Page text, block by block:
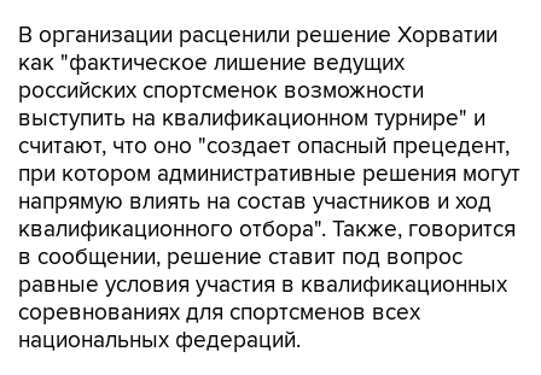
В организации расценили решение Хорватии
как "фактическое лишение ведущих
российских спортсменок возможности
выступить на квалификационном турнире" и
считают, что оно "создает опасный прецедент,
при котором административные решения могут
напрямую влиять на состав участников и ход
квалификационного отбора". Также, говорится
в сообщении, решение ставит под вопрос
равные условия участия в квалификационных
соревнованиях для спортсменов всех
национальных федераций.